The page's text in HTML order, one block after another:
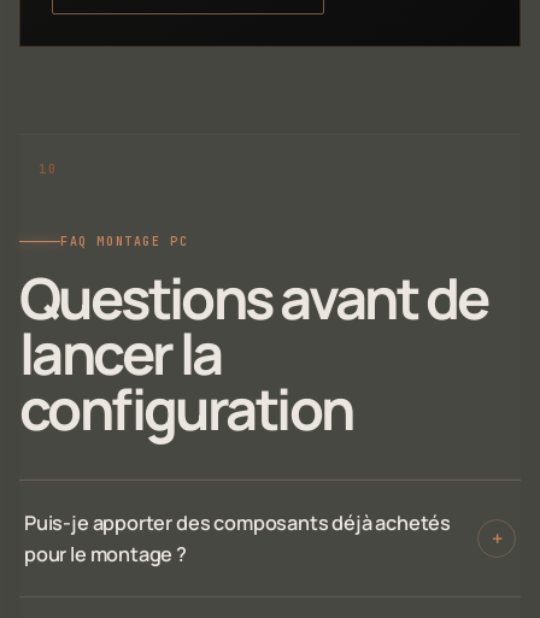
FAQ MONTAGE PC
Questions avant de
lancer la
configuration
Puis-je apporter des composants déjà achetés
pour le montage ?
+